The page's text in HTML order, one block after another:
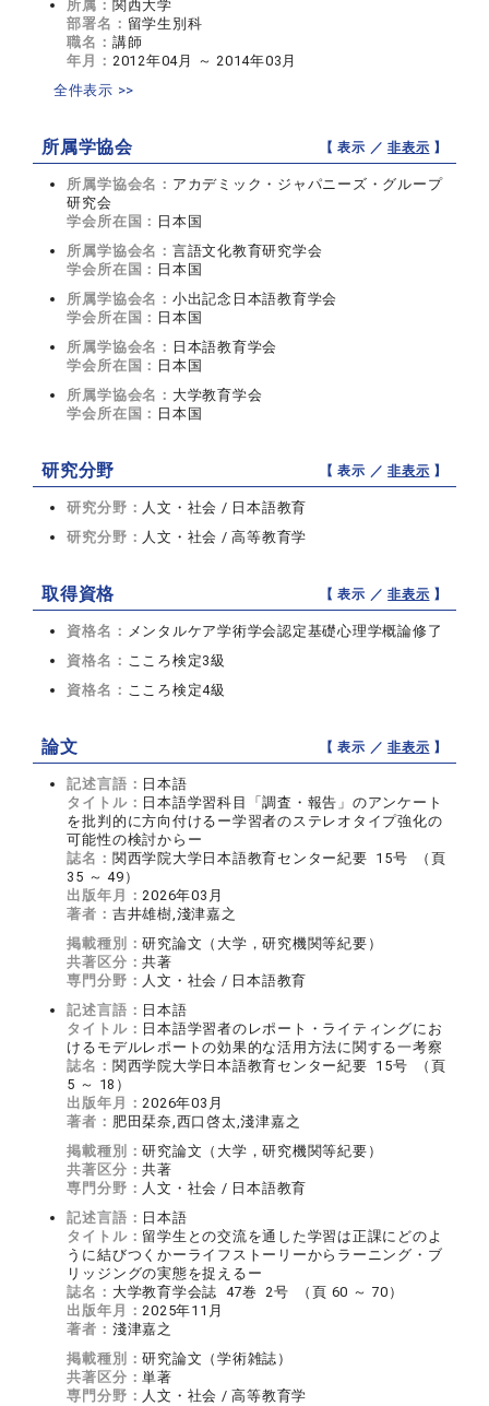
所属： 関西大学
部署名： 留学生別科
職名： 講師
年月： 2012年04月 ～ 2014年03月
全件表示 >>
所属学協会 【 表示 ／非表示 】
所属学協会名： アカデミック・ジャパニーズ・グループ
研究会
学会所在国： 日本国
所属学協会名： 言語文化教育研究学会
学会所在国： 日本国
所属学協会名： 小出記念日本語教育学会
学会所在国： 日本国
所属学協会名： 日本語教育学会
学会所在国： 日本国
所属学協会名： 大学教育学会
学会所在国： 日本国
研究分野 【 表示 ／非表示 】
研究分野： 人文・社会 / 日本語教育
研究分野： 人文・社会 / 高等教育学
取得資格 【 表示 ／非表示 】
資格名： メンタルケア学術学会認定基礎心理学概論修了
資格名： こころ検定3級
資格名： こころ検定4級
論文 【 表示 ／非表示 】
記述言語： 日本語
タイトル： 日本語学習科目「調査・報告」のアンケート
を批判的に方向付けるー学習者のステレオタイプ強化の
可能性の検討からー
誌名： 関西学院大学日本語教育センター紀要 15号 （頁
35 ～ 49）
出版年月：2026年03月
著者： 吉井雄樹,淺津嘉之
掲載種別：研究論文（大学，研究機関等紀要）
共著区分：共著
専門分野： 人文・社会 / 日本語教育
記述言語： 日本語
タイトル： 日本語学習者のレポート・ライティングにお
けるモデルレポートの効果的な活用方法に関する一考察
誌名： 関西学院大学日本語教育センター紀要 15号 （頁
5 ～ 18）
出版年月：2026年03月
著者： 肥田栞奈,西口啓太,淺津嘉之
掲載種別：研究論文（大学，研究機関等紀要）
共著区分：共著
専門分野： 人文・社会 / 日本語教育
記述言語： 日本語
タイトル： 留学生との交流を通した学習は正課にどのよ
うに結びつくかーライフストーリーからラーニング・ブ
リッジングの実態を捉えるー
誌名： 大学教育学会誌 47巻 2号 （頁 60 ～ 70）
出版年月：2025年11月
著者： 淺津嘉之
掲載種別：研究論文（学術雑誌）
共著区分：単著
専門分野： 人文・社会 / 高等教育学